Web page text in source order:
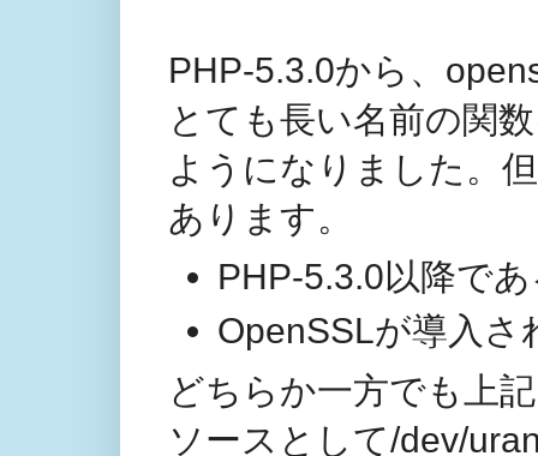
PHP-5.3.0から、
とても長い名前の関
ようになりました。
あります。
PHP-5.3.0以降で
OpenSSLが導入さ
どちらか一方でも上
ソースとして/dev/